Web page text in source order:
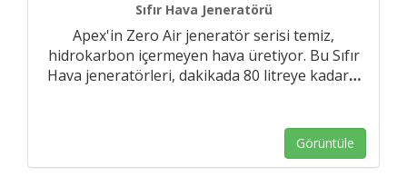
Sıfır Hava Jeneratörü
Apex'in Zero Air jeneratör serisi temiz,
hidrokarbon içermeyen hava üretiyor. Bu Sıfır
Hava jeneratörleri, dakikada 80 litreye kadar…
Görüntüle